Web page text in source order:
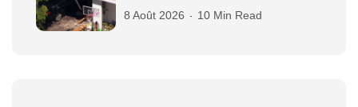
8 Août 2026 10 Min Read